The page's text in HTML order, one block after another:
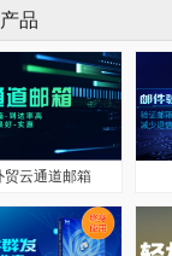
品
贸云通道邮箱